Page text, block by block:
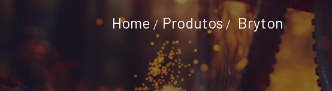
Home Produtos Bryton